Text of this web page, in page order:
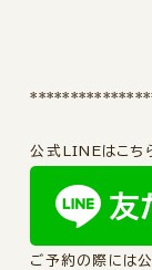
公式LINEはこち
ご予約の際には